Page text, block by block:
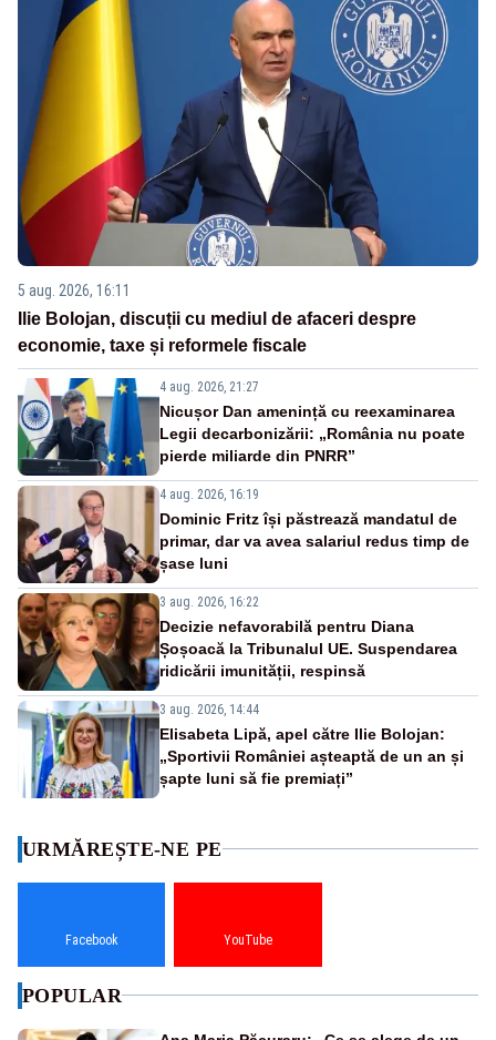
5 aug. 2026, 16:11
Ilie Bolojan, discuții cu mediul de afaceri despre
economie, taxe și reformele fiscale
4 aug. 2026, 21:27
Nicușor Dan amenință cu reexaminarea
Legii decarbonizării: „România nu poate
pierde miliarde din PNRR”
4 aug. 2026, 16:19
Dominic Fritz își păstrează mandatul de
primar, dar va avea salariul redus timp de
șase luni
3 aug. 2026, 16:22
Decizie nefavorabilă pentru Diana
Șoșoacă la Tribunalul UE. Suspendarea
ridicării imunității, respinsă
3 aug. 2026, 14:44
Elisabeta Lipă, apel către Ilie Bolojan:
„Sportivii României așteaptă de un an și
șapte luni să fie premiați”
URMĂREȘTE-NE PE
Facebook YouTube
POPULAR